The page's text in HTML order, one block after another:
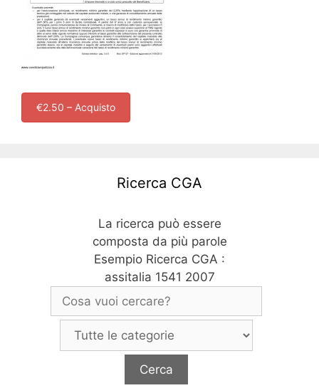
€2.50 – Acquisto
Ricerca CGA
La ricerca può essere
composta da più parole
Esempio Ricerca CGA :
assitalia 1541 2007